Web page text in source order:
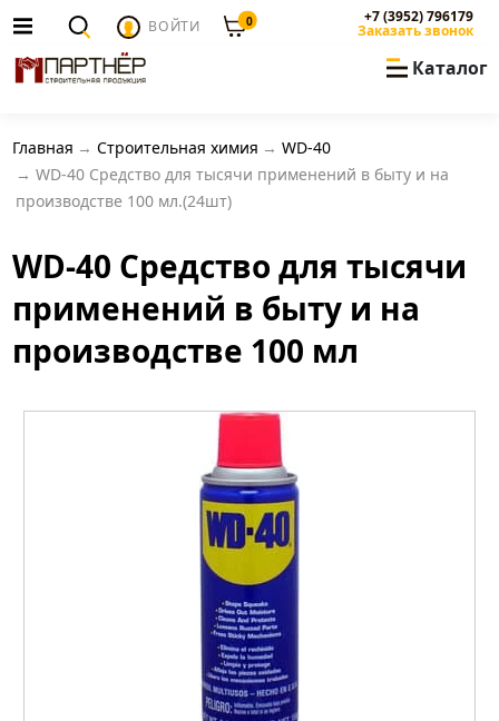
ВОЙТИ 0 +7 (3952) 796179
Заказать звонок
Каталог
Главная Строительная химия
WD-40
WD-40 Средство для тысячи применений в быту и на
производстве 100 мл.(24шт)
WD-40 Средство для тысячи
применений в быту и на
производстве 100 мл